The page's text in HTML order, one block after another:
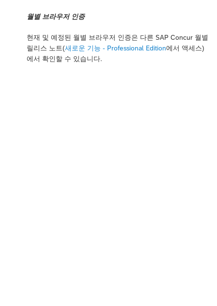
월별 브라우저 인증
현재 및 예정된 월별 브라우저 인증은 다른 SAP Concur 월별
릴리스 노트(새로운 기능 - Professional Edition에서 액세스)
에서 확인할 수 있습니다.